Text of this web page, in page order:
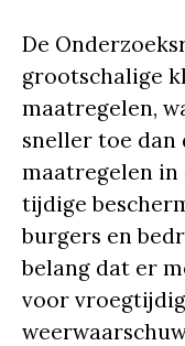
De
grootschalige
maatregelen,
sneller toe dan
maatregelen
tijdige
burgers en
belang dat er
voor